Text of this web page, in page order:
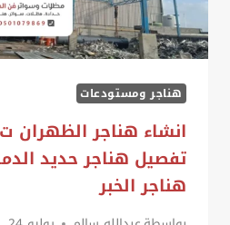
هناجر ومستودعات
تفصيل هناجر حديد
هناجر الخبر